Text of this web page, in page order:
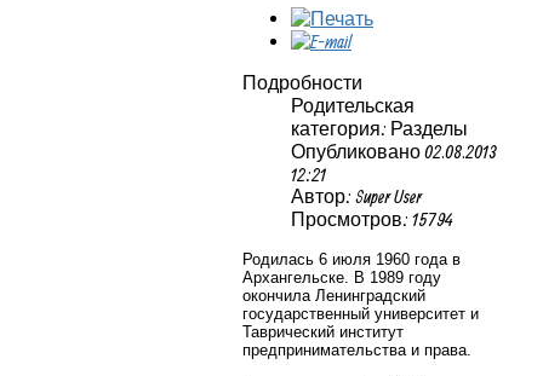
Подробности
Родительская
категория: Разделы
Опубликовано 02.08.2013
12:21
Автор: Super User
Просмотров: 15794
Родилась 6 июля 1960 года в
Архангельске. В 1989 году
окончила Ленинградский
государственный университет и
Таврический институт
предпринимательства и права.